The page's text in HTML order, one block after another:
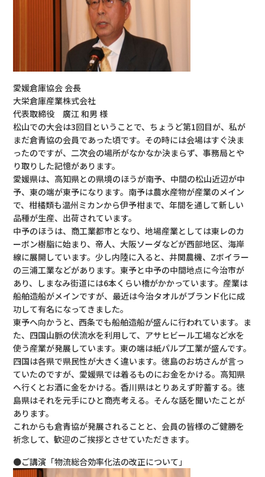
愛媛倉庫協会 会長
大栄倉庫産業株式会社
代表取締役 廣江 和男 様
松山での大会は3回目ということで、ちょうど第1回目が、私が
まだ倉青協の会員であった頃です。その時には会場はすぐ決ま
ったのですが、二次会の場所がなかなか決まらず、事務局とや
り取りした記憶があります。
愛媛県は、高知県との県境のほうが南予、中間の松山近辺が中
予、東の端が東予になります。南予は農水産物が産業のメイン
で、柑橘類も温州ミカンから伊予柑まで、年間を通して新しい
品種が生産、出荷されています。
中予のほうは、商工業都市となり、地場産業としては東レのカ
ーボン樹脂に始まり、帝人、大阪ソーダなどが西部地区、海岸
線に展開しています。少し内陸に入ると、井関農機、Zボイラー
の三浦工業などがあります。東予と中予の中間地点に今治市が
あり、しまなみ街道には6本くらい橋がかかっています。産業は
船舶造船がメインですが、最近は今治タオルがブランド化に成
功して有名になってきました。
東予へ向かうと、西条でも船舶造船が盛んに行われています。ま
た、四国山脈の伏流水を利用して、アサヒビール工場など水を
使う産業が発展しています。東の端は紙パルプ工業が盛んです。
四国は各県で県民性が大きく違います。徳島のお坊さんが言っ
ていたのですが、愛媛県では着るものにお金をかける。高知県
へ行くとお酒に金をかける。香川県はとりあえず貯蓄する。徳
島県はそれを元手にひと商売考える。そんな話を聞いたことが
あります。
これからも倉青協が発展されることと、会員の皆様のご健勝を
祈念して、歓迎のご挨拶とさせていただきます。
●ご講演「物流総合効率化法の改正について」